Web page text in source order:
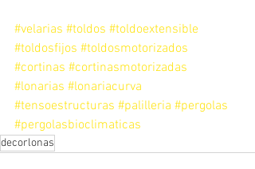
#velarias #toldos #toldoextensible
#toldosfijos #toldosmotorizados
#cortinas #cortinasmotorizadas
#lonarias #lonariacurva
#tensoestructuras #palilleria #pergolas
#pergolasbioclimaticas
decorlonas